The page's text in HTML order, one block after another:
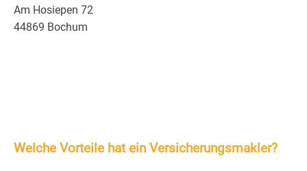
Am Hosiepen 72
44869 Bochum
Welche Vorteile hat ein Versicherungsmakler?